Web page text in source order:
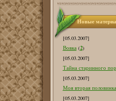
Новые
[05.03.2007]
Вовка (2)
[05.03.2007]
Тайна старинного
[05.03.2007]
Моя вторая
[05.03.2007]